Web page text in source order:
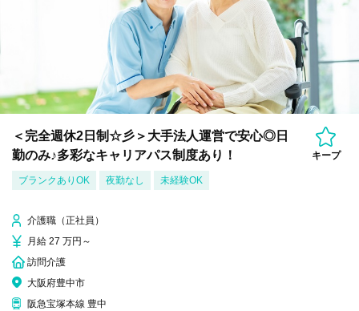
＜完全週休2日制☆彡＞大手法人運営で安心◎日
勤のみ♪多彩なキャリアパス制度あり！
キープ
ブランクありOK 夜勤なし 未経験OK
介護職（正社員）
月給 27 万円～
訪問介護
大阪府豊中市
阪急宝塚本線 豊中